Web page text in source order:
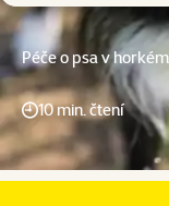
Péče o psa v
10 min. čtení